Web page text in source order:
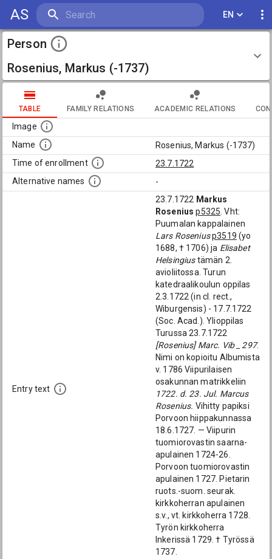
AS EN
Person
Rosenius, Markus (-1737)
TABLE FAMILY RELATIONS ACADEMIC RELATIONS
Image
Name
Rosenius, Markus (-1737)
Time of enrollment
23.7.1722
Alternative names
-
Entry text
23.7.1722 Markus
Rosenius p5325 . Vht:
Puumalan kappalainen
Lars Roseniusp3519 (yo
1688, † 1706) ja Elisabet
Helsingiustämän 2.
avioliitossa. Turun
katedraalikoulun oppilas
2.3.1722 (in cl. rect.,
Wiburgensis) - 17.7.1722
(Soc. Acad.). Ylioppilas
Turussa 23.7.1722
[Rosenius] Marc. Vib _ 297.
Nimi on kopioitu Albumista
v. 1786 Viipurilaisen
osakunnan matrikkeliin
1722. d. 23. Jul. Marcus
Rosenius. Vihitty papiksi
Porvoon hiippakunnassa
18.6.1727. — Viipurin
tuomiorovastin saarna-
apulainen 1724-26.
Porvoon tuomiorovastin
apulainen 1727. Pietarin
ruots.-suom. seurak.
kirkkoherran apulainen
s.v., vt. kirkkoherra 1728.
Tyrön kirkkoherra
Inkerissä 1729. † Tyrössä
1737.